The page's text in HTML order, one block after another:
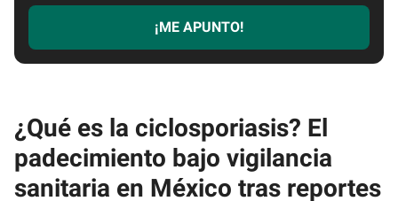
¡ME APUNTO!
¿Qué es la ciclosporiasis? El
padecimiento bajo vigilancia
sanitaria en México tras reportes